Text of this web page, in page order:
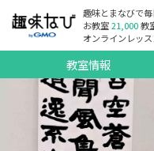
趣味とまなびで
お教室21,000教
オンラインレッ
教室情報